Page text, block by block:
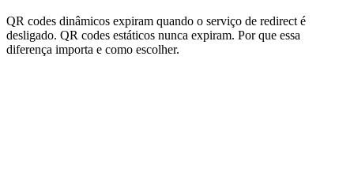
QR codes dinâmicos expiram quando o serviço de redirect é
desligado. QR codes estáticos nunca expiram. Por que essa
diferença importa e como escolher.